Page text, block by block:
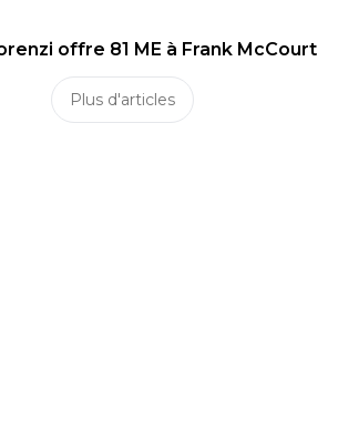
offre 81 ME à Frank McCourt
Plus d'articles